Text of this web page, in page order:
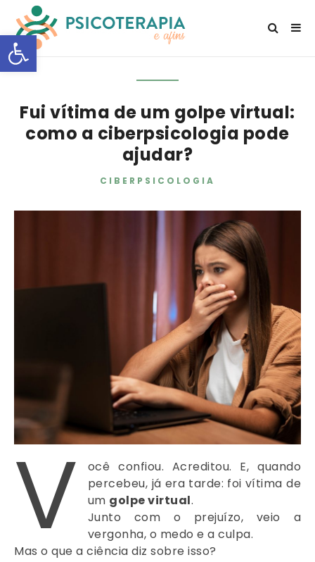
Open toolbar
Fui vítima de um golpe virtual:
como a ciberpsicologia pode
ajudar?
CIBERPSICOLOGIA
V
ocê confiou. Acreditou. E, quando
percebeu, já era tarde: foi vítima de
um golpe virtual.
Junto com o prejuízo, veio a
vergonha, o medo e a culpa.
Mas o que a ciência diz sobre isso?